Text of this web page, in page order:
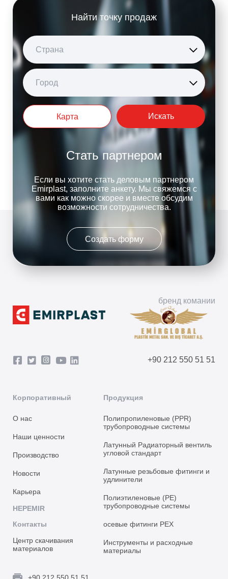
Найти точку продаж
Страна
Город
Карта Искать
Стать партнером
Если вы хотите стать деловым партнером
Emirplast, заполните анкету. Мы свяжемся с
вами как можно скорее и вместе обсудим
возможности сотрудничества.
Создать форму
бренд комании
+90 212 550 51 51
Корпоративный
О нас
Наши ценности
Производство
Новости
Карьера
HEPEMIR
Контакты
Центр скачивания
материалов
Продукция
Полипропиленовые (PPR)
трубопроводные системы
Латунный Радиаторный вентиль
угловой стандарт
Латунные резьбовые фитинги и
удлинители
Полиэтиленовые (PE)
трубопроводные системы
осевые фитинги PEX
Инструменты и расходные
материалы